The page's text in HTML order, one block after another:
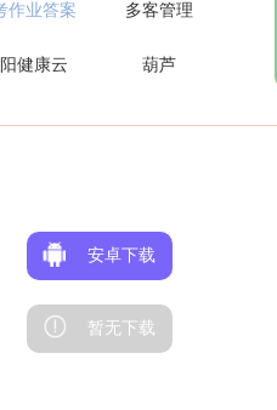
作业答案 多客管理
健康云 葫芦
安卓下载
暂无下载